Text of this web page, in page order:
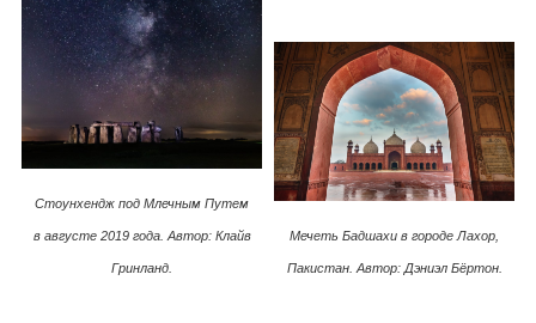
Стоунхендж под Млечным Путем
в августе 2019 года. Автор: Клайв
Гринланд.
Мечеть Бадшахи в городе Лахор,
Пакистан. Автор: Дэниэл Бёртон.